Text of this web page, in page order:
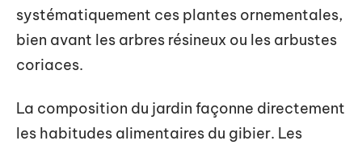
systématiquement ces plantes ornementales,
bien avant les arbres résineux ou les arbustes
coriaces.
La composition du jardin façonne directement
les habitudes alimentaires du gibier. Les